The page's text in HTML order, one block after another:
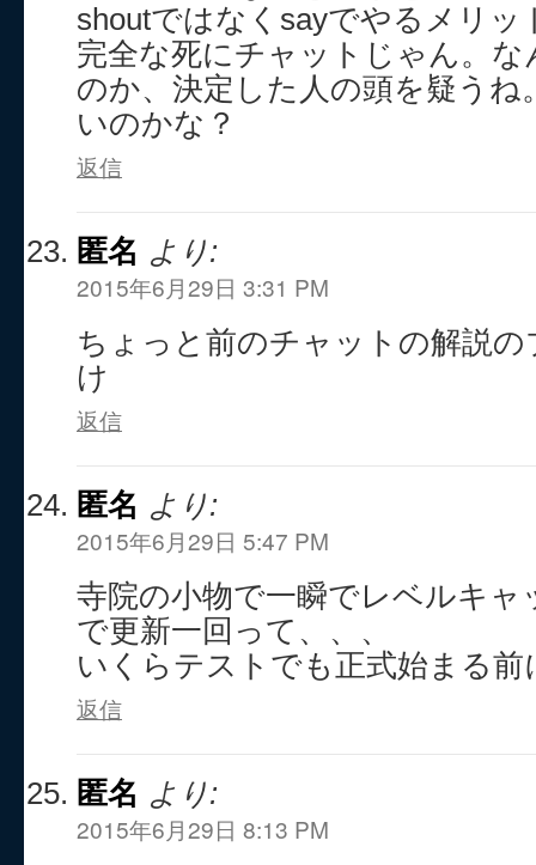
shoutではなくsayでやるメリッ
完全な死にチャットじゃん。
のか、決定した人の頭を疑う
いのかな？
返信
匿名 より:
2015年6月29日 3:31 PM
ちょっと前のチャットの解説
け
返信
匿名 より:
2015年6月29日 5:47 PM
寺院の小物で一瞬でレベルキャ
で更新一回って、、、
いくらテストでも正式始まる前
返信
匿名 より:
2015年6月29日 8:13 PM